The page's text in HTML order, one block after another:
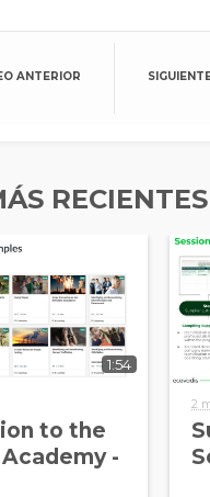
ANTERIOR
RECIENTES
1:54
to the
-
2